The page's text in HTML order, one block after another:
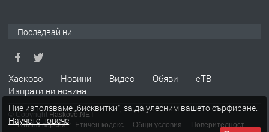
апартамент под наем в кв.
Училищни, гр. Хасково.
преди 5 дни
Последвай ни
Хасково Новини Видео Обяви
еТВ
Изпрати ни новина
© Copyright Haskovo.NET
Пълна версия
Етичен кодекс Общи условия
Поверителност
Ние използваме „бисквитки“, за да улесним вашето сърфиране.
Научете повече.